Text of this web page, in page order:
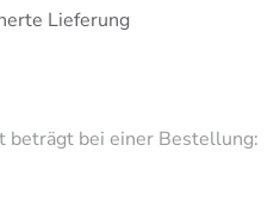
Lieferung
beträgt bei einer Bestellung: